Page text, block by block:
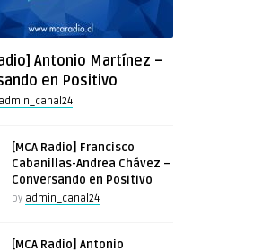
Antonio Martínez –
en Positivo
admin_canal24
[MCA Radio] Francisco
Cabanillas-Andrea Chávez –
Conversando en Positivo
by admin_canal24
[MCA Radio] Antonio